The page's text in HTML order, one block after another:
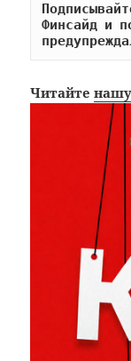
Финсайд и
Читайте